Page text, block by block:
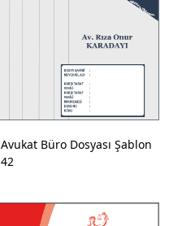
Avukat Büro Dosyası Şablon
42